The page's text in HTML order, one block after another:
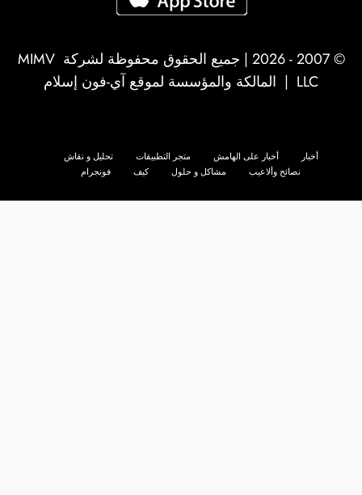
© 2007 - 2026 | جميع الحقوق محفوظة لشركة
MIMV
LLC | المالكة والمؤسسة لموقع آي-فون إسلام
أخبار أخبار على الهامش متجر التطبيقات
تحليل و نقاش
نصائح وألاعيب
مشاكل و حلول كيف فونجرام